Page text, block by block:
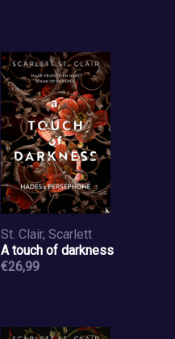
St. Clair, Scarlett
A touch of darkness
€26,99